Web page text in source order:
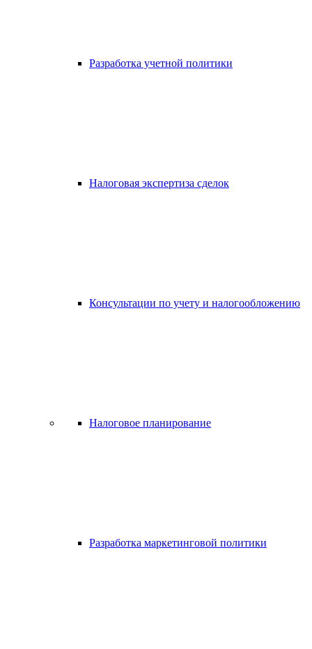
Разработка учетной политики
Налоговая экспертиза сделок
Консультации по учету и налогообложению
Налоговое планирование
Разработка маркетинговой политики